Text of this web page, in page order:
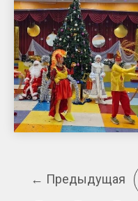
← Предыдущая